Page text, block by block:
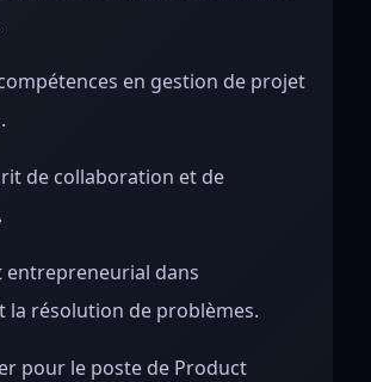
en gestion de projet
de collaboration et de
entrepreneurial dans
la résolution de problèmes.
pour le poste de Product